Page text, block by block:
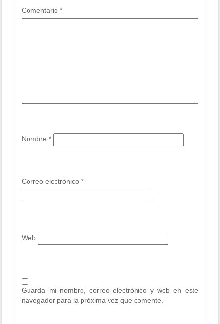
Comentario*
Nombre*
Correo electrónico*
Web
Guarda mi nombre, correo electrónico y web en este
navegador para la próxima vez que comente.